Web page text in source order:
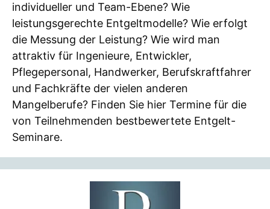
individueller und Team-Ebene? Wie
leistungsgerechte Entgeltmodelle? Wie erfolgt
die Messung der Leistung? Wie wird man
attraktiv für Ingenieure, Entwickler,
Pflegepersonal, Handwerker, Berufskraftfahrer
und Fachkräfte der vielen anderen
Mangelberufe? Finden Sie hier Termine für die
von Teilnehmenden bestbewertete Entgelt-
Seminare.